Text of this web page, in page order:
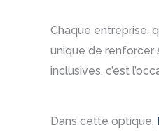
Chaque entreprise,
unique de renforcer
inclusives, c’est
Dans cette optique,